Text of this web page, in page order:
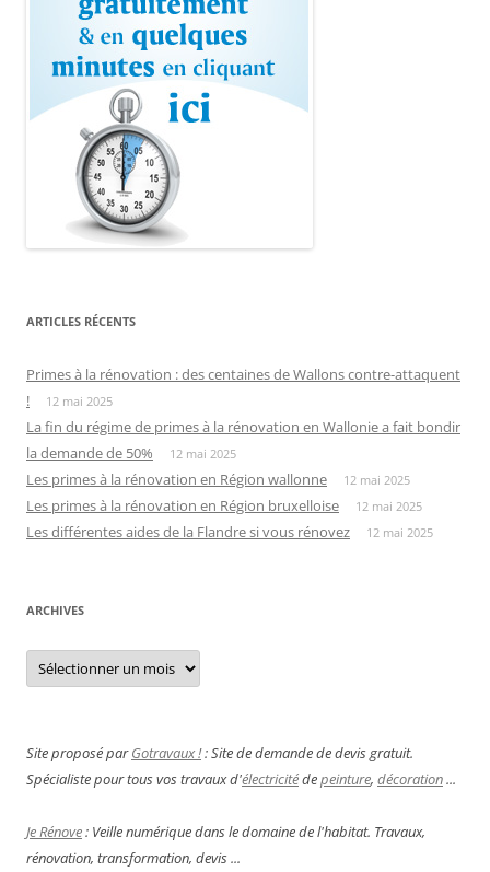
ARTICLES RÉCENTS
Primes à la rénovation : des centaines de Wallons contre-attaquent
!
12 mai 2025
La fin du régime de primes à la rénovation en Wallonie a fait bondir
la demande de 50%
12 mai 2025
Les primes à la rénovation en Région wallonne 12 mai 2025
Les primes à la rénovation en Région bruxelloise 12 mai 2025
Les différentes aides de la Flandre si vous rénovez 12 mai 2025
ARCHIVES
Archives
Site proposé parGotravaux !: Site de demande de devis gratuit.
Spécialiste pour tous vos travaux d'électricitédepeinture, décoration...
Je Rénove: Veille numérique dans le domaine de l'habitat. Travaux,
rénovation, transformation, devis ...